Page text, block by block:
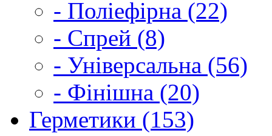
- Поліефірна (22)
- Спрей (8)
- Універсальна (56)
- Фінішна (20)
Герметики (153)